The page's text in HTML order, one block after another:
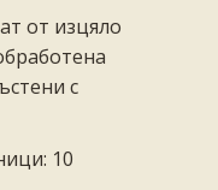
от изцяло
с
10